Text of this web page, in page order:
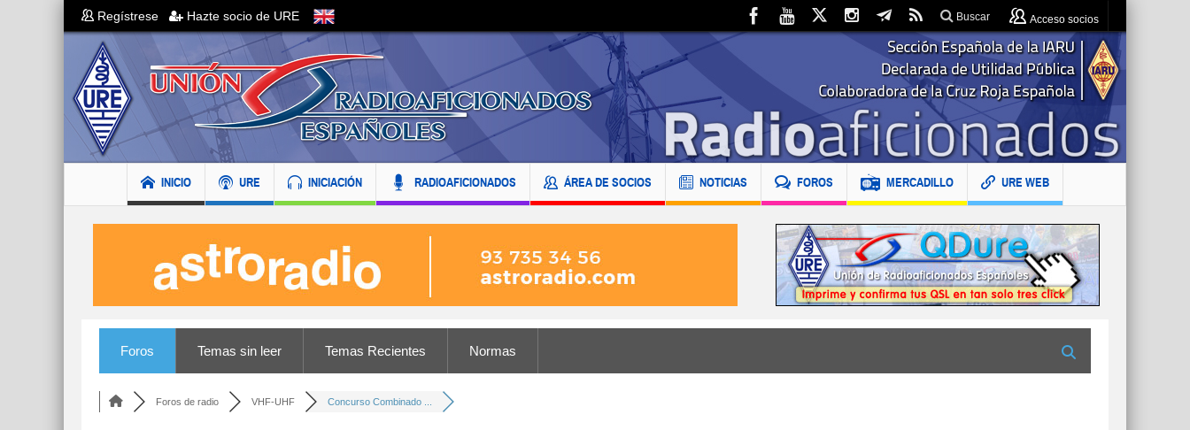
Regístrese Hazte socio de URE Buscar Acceso socios
INICIO URE INICIACIÓN RADIOAFICIONADOS ÁREA DE SOCIOS NOTICIAS FOROS MERCADILLO URE WEB
Foros Temas sin leer Temas Recientes Normas
Foros de radio VHF-UHF Concurso Combinado ...